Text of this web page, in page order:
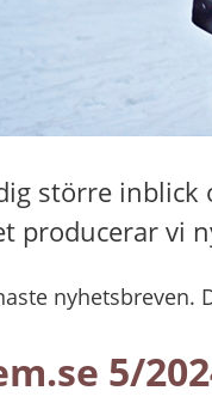
större
producerar vi
nyhetsbreven.
5/